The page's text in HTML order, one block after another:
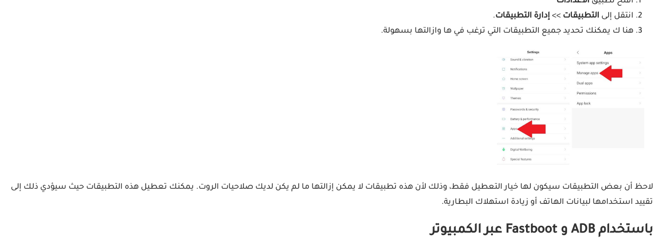
انتقل إلى التطبيقات >> إدارة التطبيقات.
هنا ك يمكنك تحديد جميع التطبيقات التي ترغب في ها وازالتها بسهولة.
لاحظ أن بعض التطبيقات سيكون لها خيار التعطيل فقط، وذلك لأن هذه تطبيقات لا يمكن إزالتها ما لم يكن لديك صلاحيات الروت. يمكنك تعطيل هذه التطبيقات حيث سيؤدي ذلك إلى
تقييد استخدامها لبيانات الهاتف أو زيادة استهلاك البطارية.
باستخدام ADB و Fastboot عبر الكمبيوتر